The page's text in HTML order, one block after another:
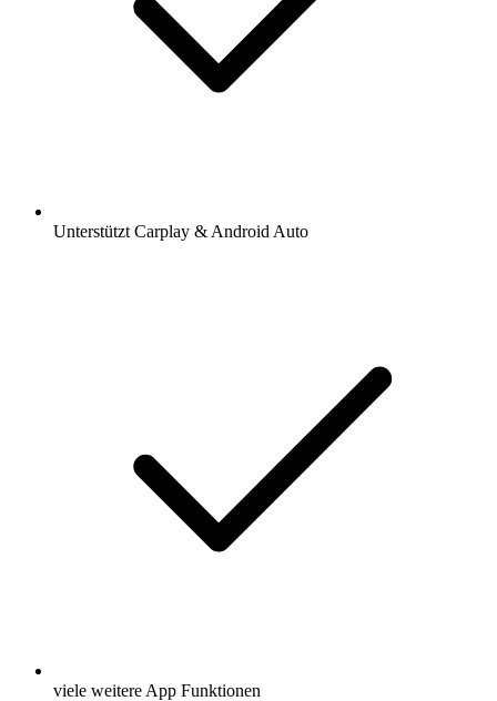
Unterstützt Carplay & Android Auto
viele weitere App Funktionen